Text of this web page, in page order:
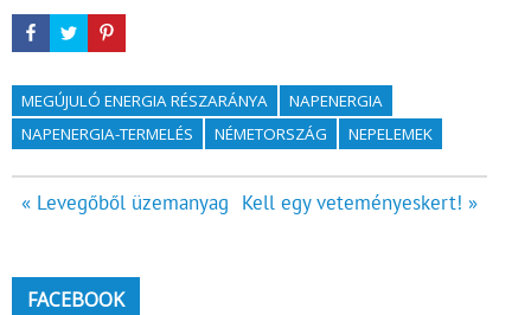
MEGÚJULÓ ENERGIA RÉSZARÁNYA
NAPENERGIA
NAPENERGIA-TERMELÉS
NÉMETORSZÁG NEPELEMEK
Bejegyzés
« Levegőből üzemanyag Kell egy veteményeskert! »
FACEBOOK